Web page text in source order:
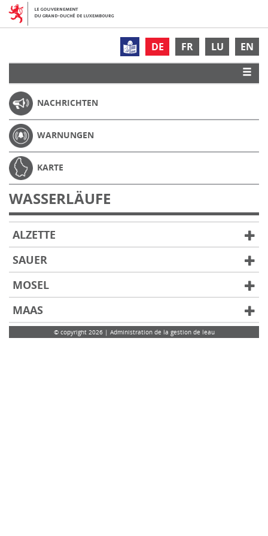
DE FR LU EN
NACHRICHTEN
WARNUNGEN
KARTE
WASSERLÄUFE
ALZETTE
SAUER
MOSEL
MAAS
© copyright 2026 | Administration de la gestion de leau